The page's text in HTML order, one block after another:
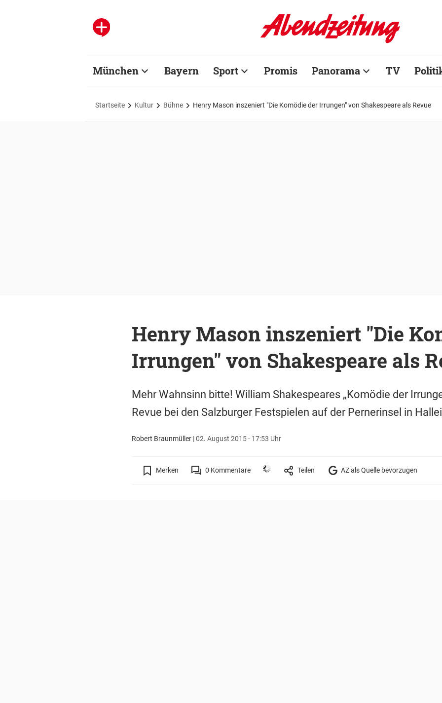
München Bayern Sport Promis Panorama TV
Startseite Kultur Bühne Henry Mason inszeniert "Die Komödie der Irrungen" von Shakespeare als Revue
Henry Mason inszeniert "Die
Irrungen" von Shakespeare als
Mehr Wahnsinn bitte! William Shakespeares „Komödie der
Revue bei den Salzburger Festspielen auf der Pernerinsel in
Robert Braunmüller|02. August 2015 - 17:53 Uhr
Merken 0 Kommentare Teilen AZ als Quelle bevorzugen